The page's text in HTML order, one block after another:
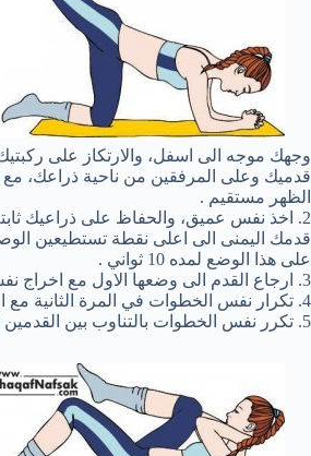
وجهك موجه الى اسفل، والارتكاز على
قدميك وعلى المرفقين من ناحية ذراعك،
الظهر مستقيم .
2. اخذ نفس عميق، والحفاظ على ذراعيك
قدمك اليمنى الى اعلى نقطة تستطيعين
على هذا الوضع لمده 10 ثواني .
3. ارجاع القدم الى وضعها الاول مع اخراج نفس الزفير .
4. تكرار نفس الخطوات في المرة الثانية مع القدم اليسرى .
5. تكرر نفس الخطوات بالتناوب بين القدمين 30 مرة يوميا .